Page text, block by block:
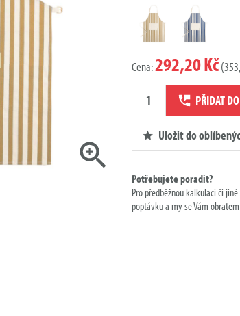
Cena:292,20 Kč
Množství
poptávky
PŘIDAT
Uložit do
Potřebujete poradit?
Pro předběžnou kalkulaci či
poptávku a my se Vám